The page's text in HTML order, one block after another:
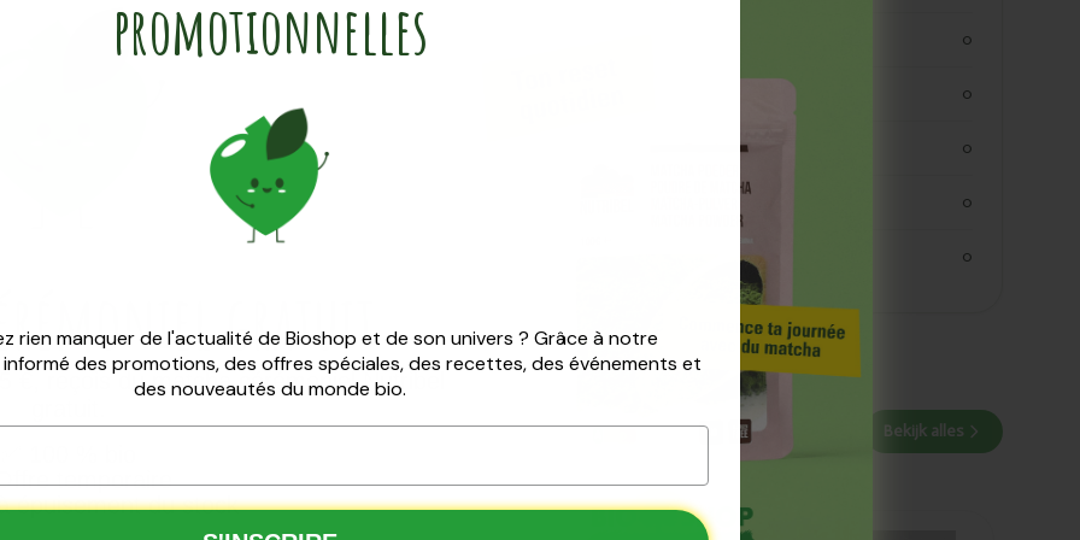
0
0
0
0
0
Bekijk alles
gratuit
€, reçois du matcha cérémoniel Nutribel
temporaire
épuisement du stock
promotionnelles
rien manquer de l'actualité de Bioshop et de son univers ? Grâce à notre
des promotions, des offres spéciales, des recettes, des événements et
des nouveautés du monde bio.